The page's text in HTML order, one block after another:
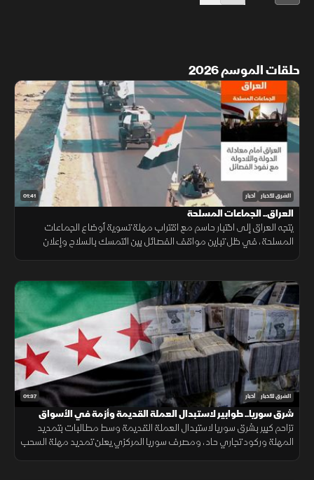
حلقات الموسم 2026
01:41 الشرق للأخبار أخبار
العراق.. الجماعات المسلحة
يتجه العراق إلى اختبار حاسم مع اقتراب مهلة تسوية أوضاع الجماعات
المسلحة، في ظل تباين مواقف الفصائل بين التمسك بالسلاح وإعلان
01:37 الشرق للأخبار أخبار
شرق سوريا.. طوابير لاستبدال العملة القديمة وأزمة في الأسواق
تزاحم كبير بشرق سوريا لاستبدال العملة القديمة وسط مطالبات بتمديد
المهلة وركود تجاري حاد، ومصرف سوريا المركزي يعلن تمديد مهلة السحب